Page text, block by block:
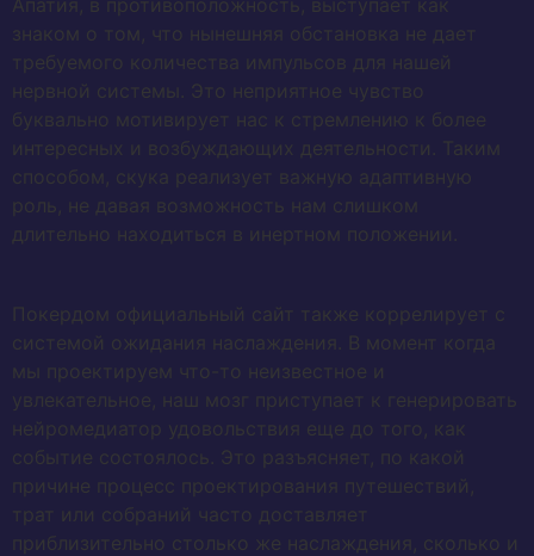
Апатия, в противоположность, выступает как
знаком о том, что нынешняя обстановка не дает
требуемого количества импульсов для нашей
нервной системы. Это неприятное чувство
буквально мотивирует нас к стремлению к более
интересных и возбуждающих деятельности. Таким
способом, скука реализует важную адаптивную
роль, не давая возможность нам слишком
длительно находиться в инертном положении.
Покердом официальный сайт также коррелирует с
системой ожидания наслаждения. В момент когда
мы проектируем что-то неизвестное и
увлекательное, наш мозг приступает к генерировать
нейромедиатор удовольствия еще до того, как
событие состоялось. Это разъясняет, по какой
причине процесс проектирования путешествий,
трат или собраний часто доставляет
приблизительно столько же наслаждения, сколько и